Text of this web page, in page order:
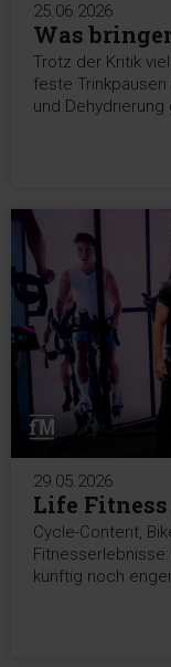
25.06.2026
Was
Trotz der Kritik
feste
und
29.05.2026
Life
Cycle-Content,
künftig noch